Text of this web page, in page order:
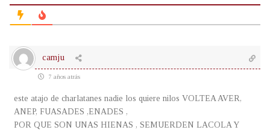
camju
7 años atrás
este atajo de charlatanes nadie los quiere nilos VOLTEA AVER,
ANEP, FUASADES ,ENADES ,
POR QUE SON UNAS HIENAS , SEMUERDEN LACOLA Y